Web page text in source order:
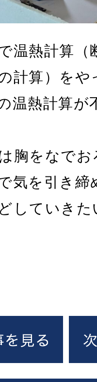
温熱計算（
計算）を
温熱計算が
胸をなで
気を引き締
していき